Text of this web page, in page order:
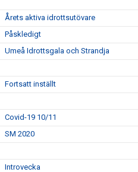
Årets aktiva idrottsutövare
Påskledigt
Umeå Idrottsgala och Strandja
Fortsatt inställt
Covid-19 10/11
SM 2020
Introvecka